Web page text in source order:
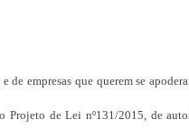
de empresas que querem se
de Lei nº131/2015, de